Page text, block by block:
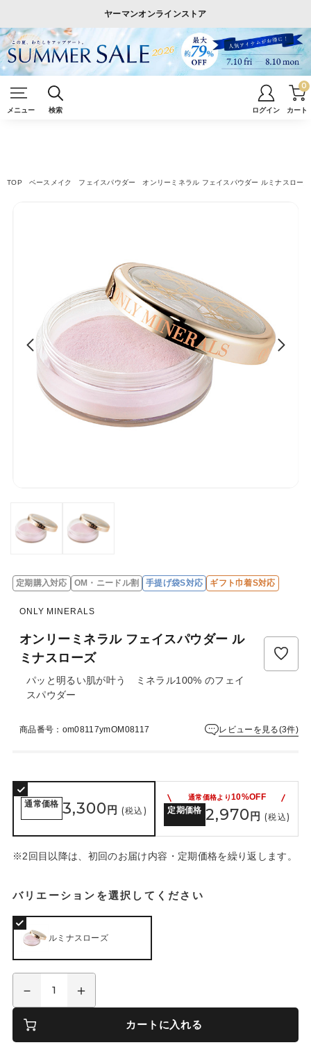
ヤーマンオンラインストア
メニュー 検索 ログイン カート
0
TOP ベースメイク フェイスパウダー オンリーミネラル フェイスパウダー ルミナスローズ
定期購入対応 OM・ニードル割 手提げ袋S対応 ギフト巾着S対応
ONLY MINERALS
オンリーミネラル フェイスパウダー ル
ミナスローズ
パッと明るい肌が叶う ミネラル100% のフェイ
スパウダー
商品番号：om08117ymOM08117 レビューを見る(3件)
通常価格 3,300 円 (税込)
通常価格より10%OFF
定期価格 2,970 円 (税込)
※2回目以降は、初回のお届け内容・定期価格を繰り返します。
バリエーションを選択してください
ルミナスローズ
カートに入れる